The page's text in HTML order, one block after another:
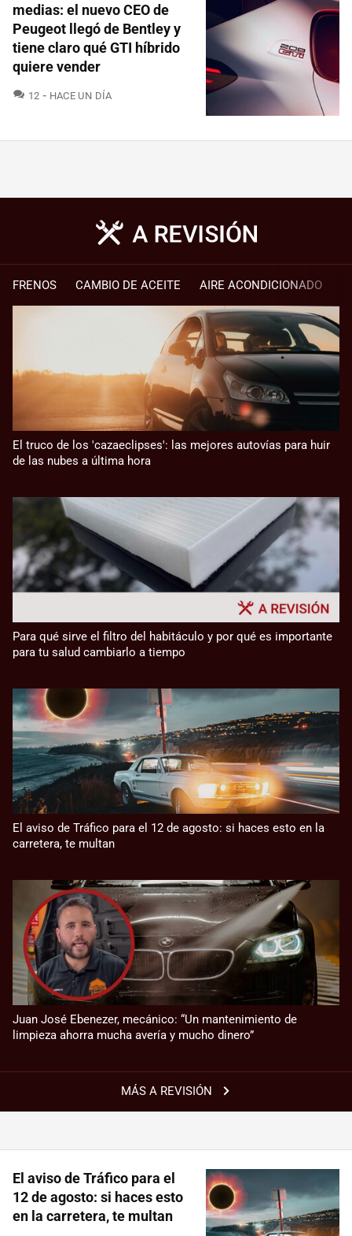
medias: el nuevo CEO de
Peugeot llegó de Bentley y
tiene claro qué GTI híbrido
quiere vender
12 COMENTARIOS
HACE UN DÍA
FRENOS CAMBIO DE ACEITE AIRE ACONDICIONADO
MÁS A REVISIÓN
El truco de los 'cazaeclipses': las mejores autovías para huir
de las nubes a última hora
Para qué sirve el filtro del habitáculo y por qué es importante
para tu salud cambiarlo a tiempo
El aviso de Tráfico para el 12 de agosto: si haces esto en la
carretera, te multan
Juan José Ebenezer, mecánico: “Un mantenimiento de
limpieza ahorra mucha avería y mucho dinero”
El aviso de Tráfico para el
12 de agosto: si haces esto
en la carretera, te multan